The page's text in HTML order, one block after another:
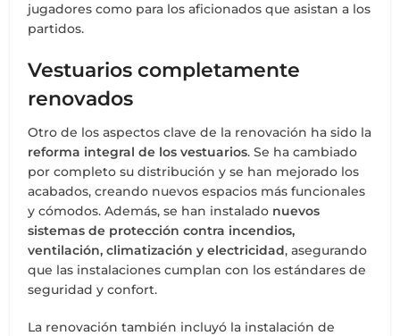
jugadores como para los aficionados que asistan a los
partidos.
Vestuarios completamente
renovados
Otro de los aspectos clave de la renovación ha sido la
reforma integral de los vestuarios. Se ha cambiado
por completo su distribución y se han mejorado los
acabados, creando nuevos espacios más funcionales
y cómodos. Además, se han instalado nuevos
sistemas de protección contra incendios,
ventilación, climatización y electricidad, asegurando
que las instalaciones cumplan con los estándares de
seguridad y confort.
La renovación también incluyó la instalación de